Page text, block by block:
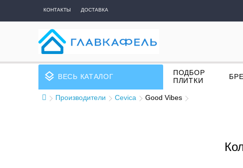
КОНТАКТЫ ДОСТАВКА
layers ВЕСЬ КАТАЛОГ
ПОДБОР
ПЛИТКИ
Производители
Cevica Good Vibes